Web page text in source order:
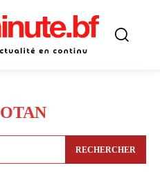
OTAN
RECHERCHER